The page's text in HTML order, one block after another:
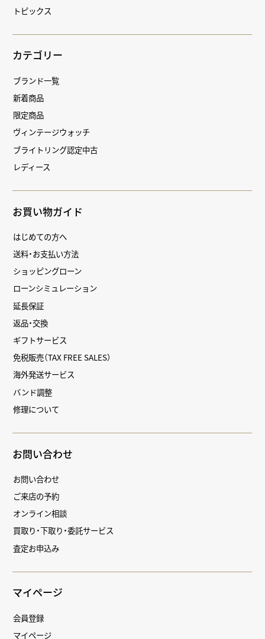
トピックス
カテゴリー
ブランド一覧
新着商品
限定商品
ヴィンテージウォッチ
ブライトリング認定中古
レディース
お買い物ガイド
はじめての方へ
送料・お支払い方法
ショッピングローン
ローンシミュレーション
延長保証
返品・交換
ギフトサービス
免税販売（TAX FREE SALES）
海外発送サービス
バンド調整
修理について
お問い合わせ
お問い合わせ
ご来店の予約
オンライン相談
買取り・下取り・委託サービス
査定お申込み
マイページ
会員登録
マイページ